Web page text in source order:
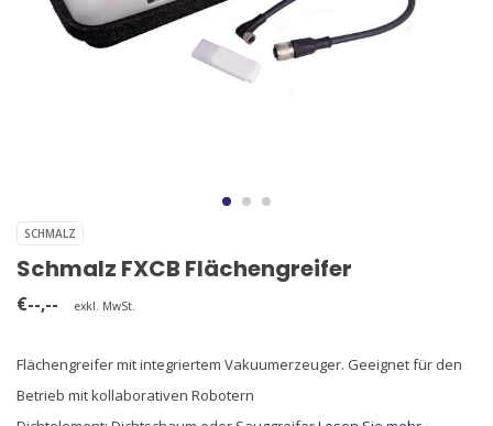
SCHMALZ
Schmalz FXCB Flächengreifer
€--,-- exkl. MwSt.
Flächengreifer mit integriertem Vakuumerzeuger. Geeignet für den
Betrieb mit kollaborativen Robotern